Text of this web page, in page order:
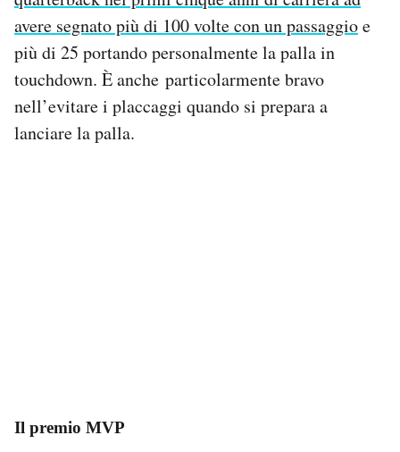
avere segnato più di 100 volte con un passaggioe
più di 25 portando personalmente la palla in
touchdown. È anche particolarmente bravo
nell’evitare i placcaggi quando si prepara a
lanciare la palla.
Il premio MVP